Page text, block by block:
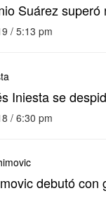
Suárez
/ 5:13 pm
Iniesta se
/ 6:30 pm
debutó con